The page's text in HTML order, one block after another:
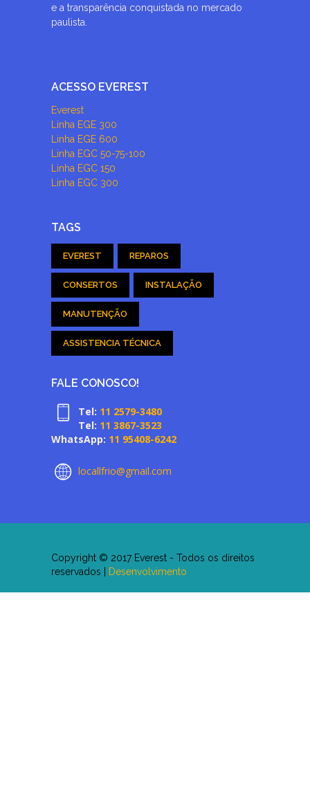
e a transparência conquistada no mercado
paulista.
ACESSO EVEREST
Everest
Linha EGE 300
Linha EGE 600
Linha EGC 50-75-100
Linha EGC 150
Linha EGC 300
TAGS
EVEREST REPAROS
CONSERTOS INSTALAÇÃO
MANUTENÇÃO
ASSISTENCIA TÉCNICA
FALE CONOSCO!
Tel: 11 2579-3480
Tel: 11 3867-3523
WhatsApp: 11 95408-6242
locallfrio@gmail.com
Copyright © 2017 Everest - Todos os direitos
reservados |
Desenvolvimento